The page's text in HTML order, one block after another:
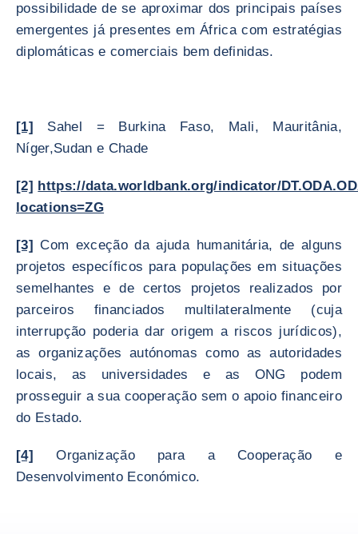
possibilidade de se aproximar dos principais países
emergentes já presentes em África com estratégias
diplomáticas e comerciais bem definidas.
[1] Sahel = Burkina Faso, Mali, Mauritânia,
Níger,Sudan e Chade
[2] https://data.worldbank.org/indicator/
locations=ZG
[3] Com exceção da ajuda humanitária, de alguns
projetos específicos para populações em situações
semelhantes e de certos projetos realizados por
parceiros financiados multilateralmente (cuja
interrupção poderia dar origem a riscos jurídicos),
as organizações autónomas como as autoridades
locais, as universidades e as ONG podem
prosseguir a sua cooperação sem o apoio financeiro
do Estado.
[4] Organização para a Cooperação e
Desenvolvimento Económico.